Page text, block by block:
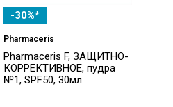
-30%*
Pharmaceris
Pharmaceris F, ЗАЩИТНО-
КОРРЕКТИВНОЕ, пудра
№1, SPF50, 30мл.